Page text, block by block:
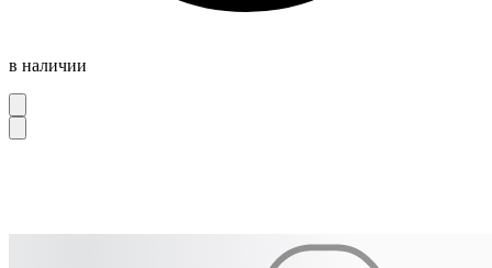
в наличии